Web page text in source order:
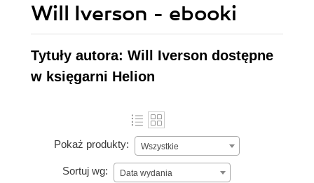
Will Iverson - ebooki
Tytuły autora: Will Iverson dostępne
w księgarni Helion
Pokaż produkty: Wszystkie
Sortuj wg: Data wydania